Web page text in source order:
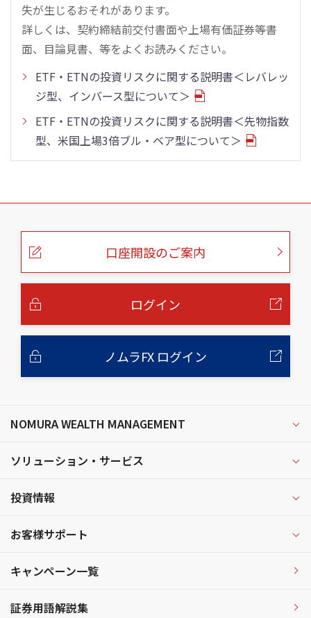
失が生じるおそれがあります。
詳しくは、契約締結前交付書面や上場有価証券等書
面、目論見書、等をよくお読みください。
ETF・ETNの投資リスクに関する説明書＜レバレッ
ジ型、インバース型について＞
ETF・ETNの投資リスクに関する説明書＜先物指数
型、米国上場3倍ブル・ベア型について＞
こ
口座開設のご案内
ログイン
ノムラFX ログイン
NOMURA WEALTH MANAGEMENT
ソリューション・サービス
投資情報
お客様サポート
キャンペーン一覧
証券用語解説集